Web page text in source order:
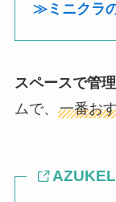
≫ミニクラ
スペースで管
ムで、 一番お
AZUKEL